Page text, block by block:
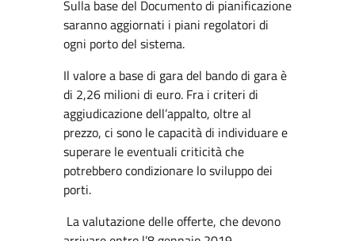
Sulla base del Documento di pianificazione
saranno aggiornati i piani regolatori di
ogni porto del sistema.
Il valore a base di gara del bando di gara è
di 2,26 milioni di euro. Fra i criteri di
aggiudicazione dell’appalto, oltre al
prezzo, ci sono le capacità di individuare e
superare le eventuali criticità che
potrebbero condizionare lo sviluppo dei
porti.
La valutazione delle offerte, che devono